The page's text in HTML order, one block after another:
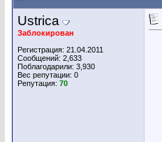
Ustrica
Заблокирован
Регистрация: 21.04.2011
Сообщений: 2,633
Поблагодарили: 3,930
Вес репутации: 0
Репутация: 70